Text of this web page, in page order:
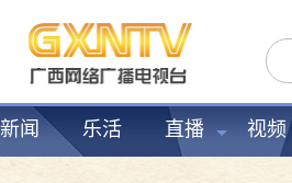
新闻 乐活 直播 视频